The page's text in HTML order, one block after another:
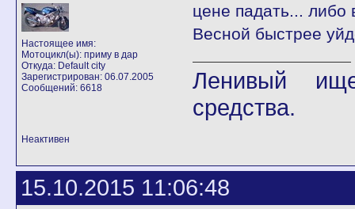
Настоящее имя:
Мотоцикл(ы): приму в дар
Откуда: Default city
Зарегистрирован: 06.07.2005
Сообщений: 6618
цене падать... либо
Весной быстрее
Ленивый
средства.
Неактивен
15.10.2015 11:06:48